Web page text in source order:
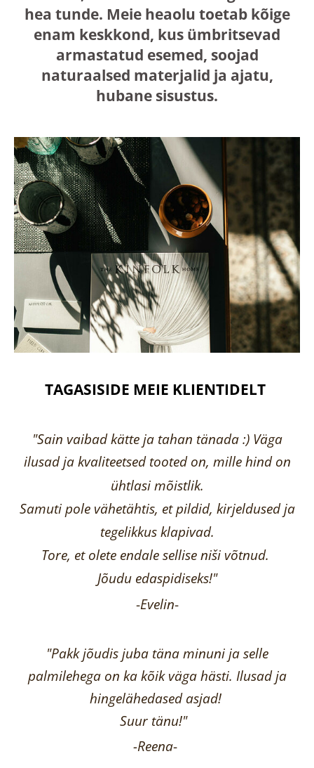
hea tunde. Meie heaolu toetab kõige
enam keskkond, kus ümbritsevad
armastatud esemed, soojad
naturaalsed materjalid ja ajatu,
hubane sisustus.
TAGASISIDE MEIE KLIENTIDELT
"Sain vaibad kätte ja tahan tänada :) Väga
ilusad ja kvaliteetsed tooted on, mille hind on
ühtlasi mõistlik.
Samuti pole vähetähtis, et pildid, kirjeldused ja
tegelikkus klapivad.
Tore, et olete endale sellise niši võtnud.
Jõudu edaspidiseks!"
-Evelin-
"Pakk jõudis juba täna minuni ja selle
palmilehega on ka kõik väga hästi. Ilusad ja
hingelähedased asjad!
Suur tänu!"
-Reena-